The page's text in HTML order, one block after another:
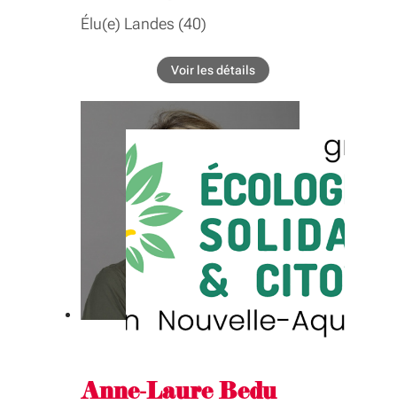
Voir les détails
Élu(e) Landes (40)
COMMISSIONS
Développement des territoires, santé,
logement, habitat, foncier, ruralité,
politique de la ville, formations
sanitaires et sociales, thermalisme
GROUPE INTER-ASSEMBLÉE
Développement des territoires, santé,
logement, habitat, foncier, ruralité,
Anne-Laure Bedu